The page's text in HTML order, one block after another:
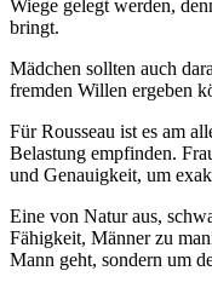
Wiege gelegt werden,
bringt.
Mädchen sollten auch
fremden Willen ergeben
Für Rousseau ist es am
Belastung empfinden.
und Genauigkeit, um
Eine von Natur aus,
Fähigkeit, Männer zu
Mann geht, sondern um